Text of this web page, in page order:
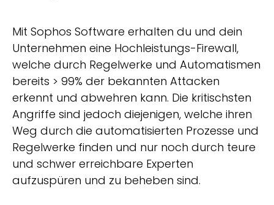
Mit Sophos Software erhalten du und dein
Unternehmen eine Hochleistungs-Firewall,
welche durch Regelwerke und Automatismen
bereits > 99% der bekannten Attacken
erkennt und abwehren kann. Die kritischsten
Angriffe sind jedoch diejenigen, welche ihren
Weg durch die automatisierten Prozesse und
Regelwerke finden und nur noch durch teure
und schwer erreichbare Experten
aufzuspüren und zu beheben sind.